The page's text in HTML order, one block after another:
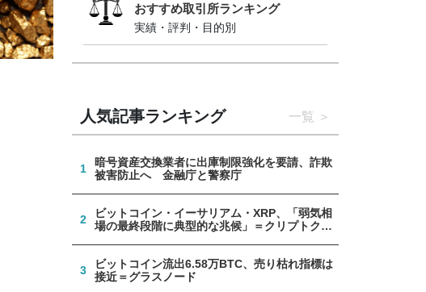
おすすめ取引所ランキング
実績・評判・目的別
人気記事ランキング 一覧
1
暗号資産交換業者に出庫制限強化を要請、詐欺
被害防止へ 金融庁と警察庁
2
ビットコイン・イーサリアム・XRP、「弱気相
場の最終段階に典型的な兆候」＝クリプトクア
3
ビットコイン流出6.58万BTC、売り枯れ指標は
接近＝グラスノード